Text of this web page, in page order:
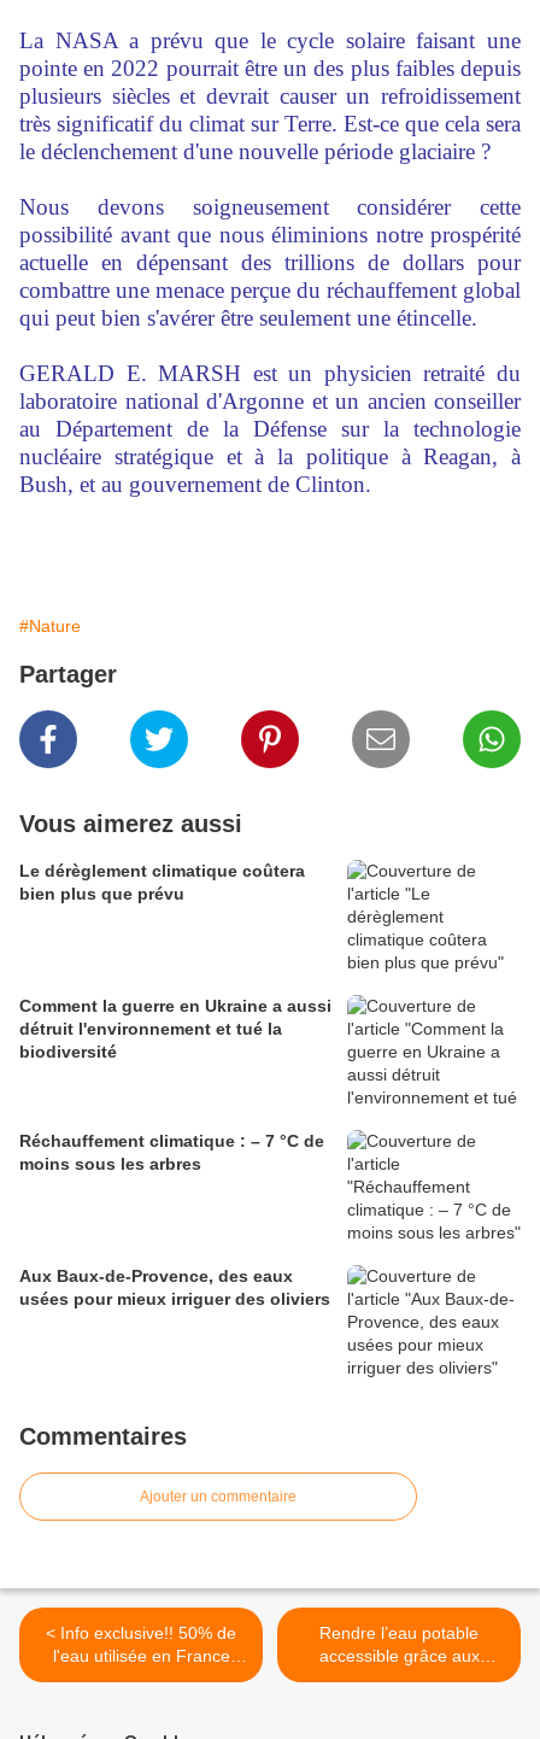
La NASA a prévu que le cycle solaire faisant une
pointe en 2022 pourrait être un des plus faibles depuis
plusieurs siècles et devrait causer un refroidissement
très significatif du climat sur Terre. Est-ce que cela sera
le déclenchement d'une nouvelle période glaciaire ?
Nous devons soigneusement considérer cette
possibilité avant que nous éliminions notre prospérité
actuelle en dépensant des trillions de dollars pour
combattre une menace perçue du réchauffement global
qui peut bien s'avérer être seulement une étincelle.
GERALD E. MARSH est un physicien retraité du
laboratoire national d'Argonne et un ancien conseiller
au Département de la Défense sur la technologie
nucléaire stratégique et à la politique à Reagan, à
Bush, et au gouvernement de Clinton.
#Nature
Partager
Vous aimerez aussi
Le dérèglement climatique coûtera
bien plus que prévu
Comment la guerre en Ukraine a aussi
détruit l'environnement et tué la
biodiversité
Réchauffement climatique : – 7 °C de
moins sous les arbres
Aux Baux-de-Provence, des eaux
usées pour mieux irriguer des oliviers
Commentaires
Ajouter un commentaire
< Info exclusive!! 50% de
l'eau utilisée en France
chaque année sert... à
Rendre l’eau potable
accessible grâce aux
énergies renouvelables >